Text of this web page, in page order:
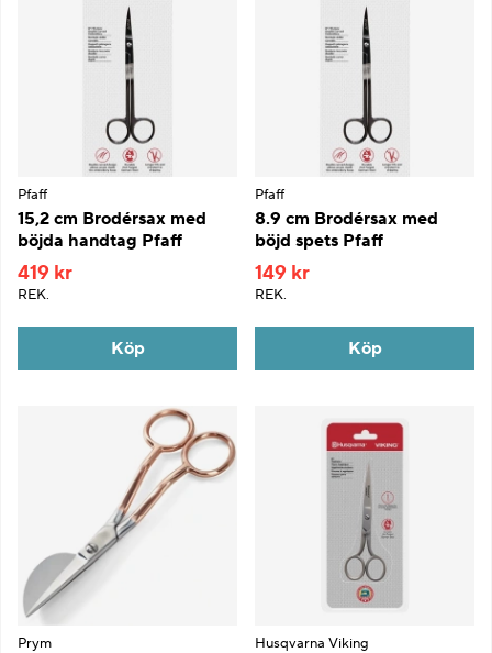
Pfaff
15,2 cm Brodérsax med
böjda handtag Pfaff
419 kr
REK.
Köp
Pfaff
8.9 cm Brodérsax med
böjd spets Pfaff
149 kr
REK.
Köp
Prym Husqvarna Viking